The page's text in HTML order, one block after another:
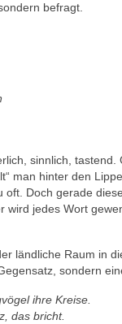
befragt.
sinnlich, tastend.
man hinter den
oft. Doch gerade
wird jedes Wort
ländliche Raum in
sondern
ihre Kreise.
das bricht.